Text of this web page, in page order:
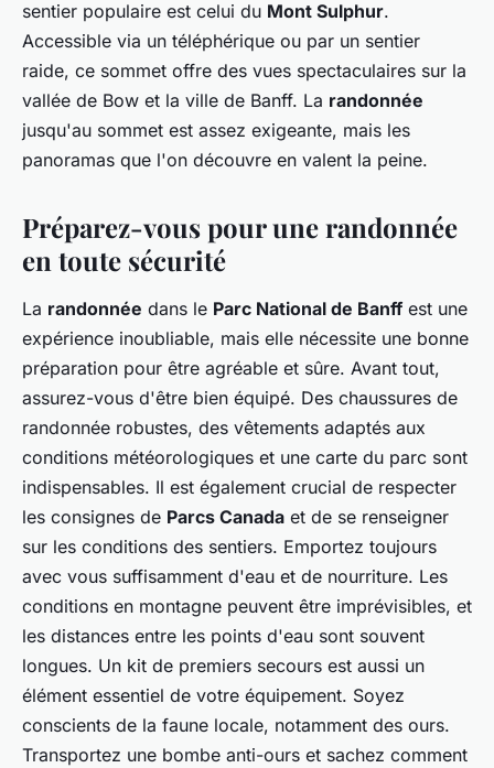
sentier populaire est celui du Mont Sulphur.
Accessible via un téléphérique ou par un sentier
raide, ce sommet offre des vues spectaculaires sur la
vallée de Bow et la ville de Banff. La randonnée
jusqu'au sommet est assez exigeante, mais les
panoramas que l'on découvre en valent la peine.
Préparez-vous pour une randonnée
en toute sécurité
La randonnée dans le Parc National de Banffest une
expérience inoubliable, mais elle nécessite une bonne
préparation pour être agréable et sûre. Avant tout,
assurez-vous d'être bien équipé. Des chaussures de
randonnée robustes, des vêtements adaptés aux
conditions météorologiques et une carte du parc sont
indispensables. Il est également crucial de respecter
les consignes de Parcs Canada et de se renseigner
sur les conditions des sentiers. Emportez toujours
avec vous suffisamment d'eau et de nourriture. Les
conditions en montagne peuvent être imprévisibles, et
les distances entre les points d'eau sont souvent
longues. Un kit de premiers secours est aussi un
élément essentiel de votre équipement. Soyez
conscients de la faune locale, notamment des ours.
Transportez une bombe anti-ours et sachez comment